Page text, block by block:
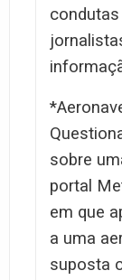
sobre
portal
em que
a uma
suposta